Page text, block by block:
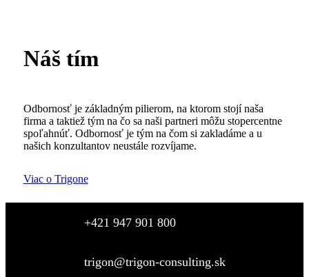
Náš tím
Odbornosť je základným pilierom, na ktorom stojí naša
firma a taktiež tým na čo sa naši partneri môžu stopercentne
spoľahnúť. Odbornosť je tým na čom si zakladáme a u
našich konzultantov neustále rozvíjame.
Viac o Trigone
+421 947 901 800
trigon@trigon-consulting.sk